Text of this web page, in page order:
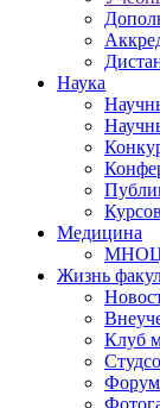
Наука
Медицина
Жизнь
Клуб
Форум